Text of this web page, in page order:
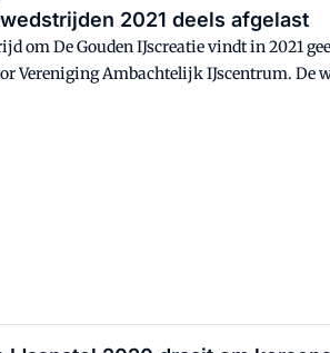
2021 deels afgelast
om De Gouden IJscreatie vindt in 2021
Vereniging Ambachtelijk IJscentrum.